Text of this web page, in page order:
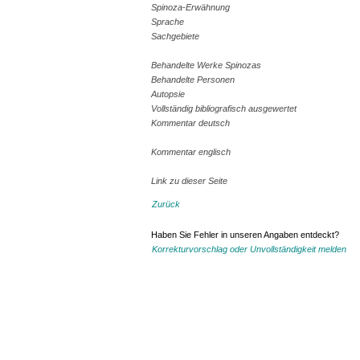
Spinoza-Erwähnung
Sprache
Sachgebiete
Behandelte Werke Spinozas
Behandelte Personen
Autopsie
Vollständig bibliografisch ausgewertet
Kommentar deutsch
Kommentar englisch
Link zu dieser Seite
Zurück
Haben Sie Fehler in unseren Angaben entdeckt?
Korrekturvorschlag oder Unvollständigkeit melden